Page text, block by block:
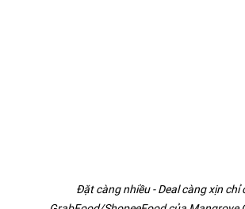
Đặt càng nhiều - Deal càng xịn chỉ